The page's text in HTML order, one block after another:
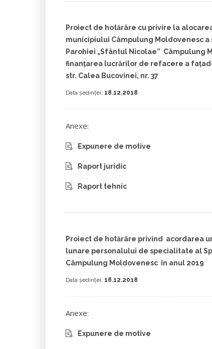
Proiect de hotărâre cu privire la
municipiului Câmpulung Moldovenesc a
Parohiei „Sfântul Nicolae” Câmpulung
finanţarea lucrărilor de refacere a
str. Calea Bucovinei, nr. 37
Data ședinței: 18.12.2018
Anexe:
Expunere de motive
Raport juridic
Raport tehnic
Proiect de hotărâre privind acordarea
lunare personalului de specialitate al
Câmpulung Moldovenesc în anul 2019
Data ședinței: 18.12.2018
Anexe:
Expunere de motive